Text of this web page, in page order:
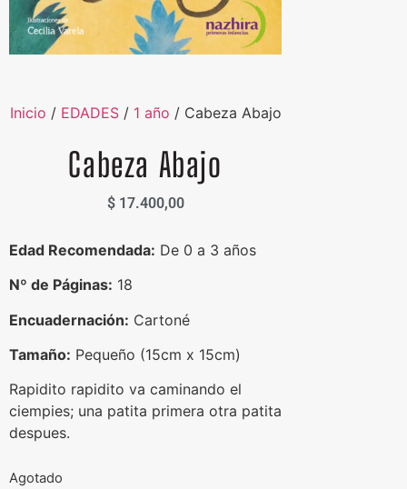
Inicio / EDADES/ 1 año / Cabeza Abajo
Cabeza Abajo
$17.400,00
Edad Recomendada: De 0 a 3 años
Nº de Páginas: 18
Encuadernación: Cartoné
Tamaño: Pequeño (15cm x 15cm)
Rapidito rapidito va caminando el
ciempies; una patita primera otra patita
despues.
Agotado